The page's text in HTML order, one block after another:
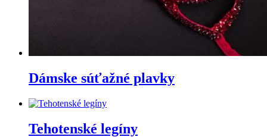
Dámske súťažné plavky
Tehotenské legíny